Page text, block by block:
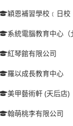
穎恩補習學校﹝日校
系統電腦教育中心（
紅琴館有限公司
羅以成長教育中心
美甲藝術軒 (天后店)
翰萌桃李有限公司